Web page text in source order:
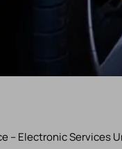
– Electronic Services